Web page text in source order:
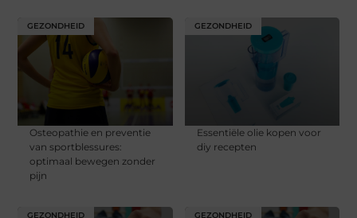
GEZONDHEID
Osteopathie en preventie
van sportblessures:
optimaal bewegen zonder
pijn
GEZONDHEID
Essentiële olie kopen voor
diy recepten
GEZONDHEID GEZONDHEID